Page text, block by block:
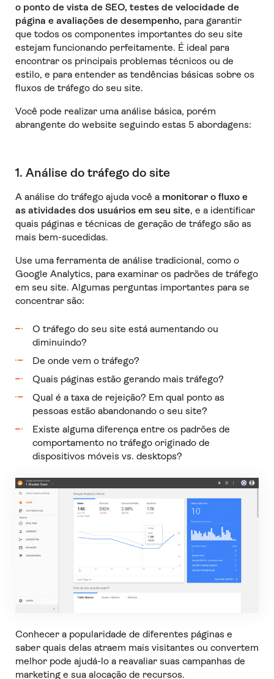
o ponto de vista de SEO, testes de velocidade de
página e avaliações de desempenho, para garantir
que todos os componentes importantes do seu site
estejam funcionando perfeitamente. É ideal para
encontrar os principais problemas técnicos ou de
estilo, e para entender as tendências básicas sobre os
fluxos de tráfego do seu site.
Você pode realizar uma análise básica, porém
abrangente do website seguindo estas 5 abordagens:
1. Análise do tráfego do site
A análise do tráfego ajuda você a monitorar o fluxo e
as atividades dos usuários em seu site, e a identificar
quais páginas e técnicas de geração de tráfego são as
mais bem-sucedidas.
Use uma ferramenta de análise tradicional, como o
Google Analytics, para examinar os padrões de tráfego
em seu site. Algumas perguntas importantes para se
concentrar são:
O tráfego do seu site está aumentando ou
diminuindo?
De onde vem o tráfego?
Quais páginas estão gerando mais tráfego?
Qual é a taxa de rejeição? Em qual ponto as
pessoas estão abandonando o seu site?
Existe alguma diferença entre os padrões de
comportamento no tráfego originado de
dispositivos móveis vs. desktops?
Conhecer a popularidade de diferentes páginas e
saber quais delas atraem mais visitantes ou convertem
melhor pode ajudá-lo a reavaliar suas campanhas de
marketing e sua alocação de recursos.